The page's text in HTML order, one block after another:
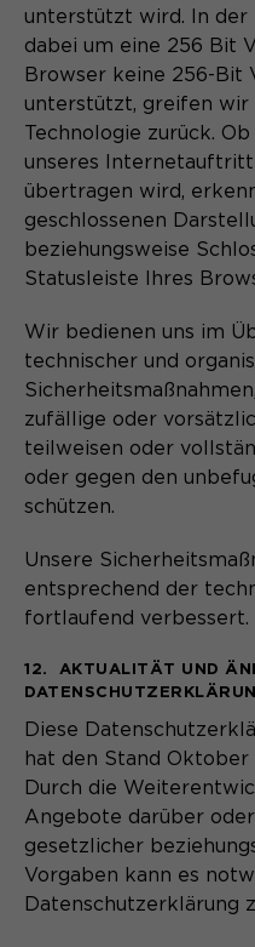
unterstützt wird. In der
dabei um eine 256 Bit
Browser keine 256-Bit
unterstützt, greifen wir
Technologie zurück.
unseres
übertragen wird,
geschlossenen
beziehungsweise
Statusleiste Ihres
Wir bedienen uns im
technischer und
zufällige oder
teilweisen oder
oder gegen den
schützen.
Unsere
entsprechend der
fortlaufend verbessert.
12. AKTUALITÄT UND
Diese
hat den Stand Oktober
Durch die
Angebote darüber
gesetzlicher
Vorgaben kann es
Datenschutzerklärung